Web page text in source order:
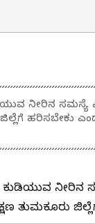
ನೀರಿನ ಸಮಸ್ಯೆ
ಹರಿಸಬೇಕು
ನೀರಿನ
ತುಮಕೂರು